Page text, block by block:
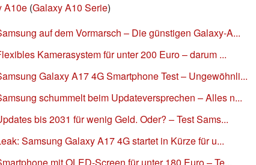
A10e (Galaxy A10 Serie)
auf dem Vormarsch – Die günstigen Galaxy-A...
Kamerasystem für unter 200 Euro – darum ...
Galaxy A17 4G Smartphone Test – Ungewöhnli...
schummelt beim Updateversprechen – Alles n...
bis 2031 für wenig Geld. Oder? – Test Sams...
Samsung Galaxy A17 4G startet in Kürze für u...